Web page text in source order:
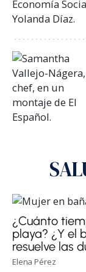
¿Cuánto
playa? ¿Y el
resuelve las
Elena Pérez